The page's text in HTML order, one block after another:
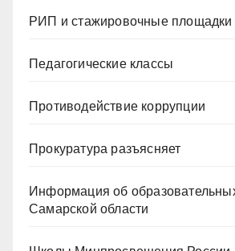
РИП и стажировочные площадки
Педагогические классы
Противодействие коррупции
Прокуратура разъясняет
Информация об
Самарской области